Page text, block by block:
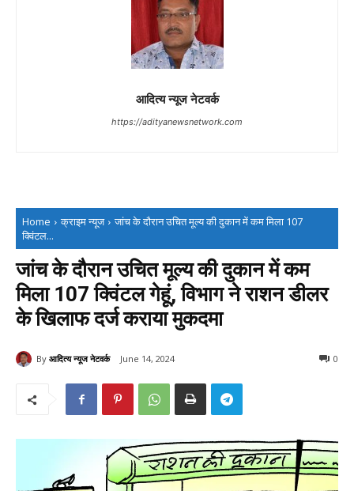
आदित्य न्यूज नेटवर्क
https://adityanewsnetwork.com